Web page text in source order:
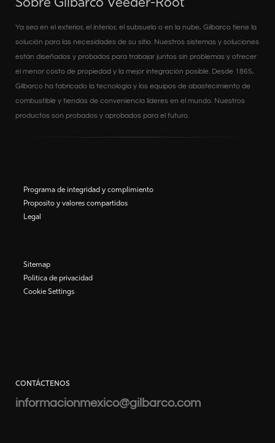
Sobre Gilbarco Veeder-Root
Ya sea en el exterior, el interior, el subsuelo o en la nube, Gilbarco tiene la
solución para las necesidades de su sitio. Nuestros sistemas y soluciones
están diseñados y probados para trabajar juntos sin problemas y ofrecer
el menor costo de propiedad y la mejor integración posible. Desde 1865,
Gilbarco ha fabricado la tecnología y los equipos de abastecimiento de
combustible y tiendas de conveniencia líderes en el mundo. Nuestros
productos son probados y aprobados para el futuro.
Programa de integridad y complimiento
Proposito y valores compartidos
Legal
Sitemap
Politica de privacidad
Cookie Settings
CONTÁCTENOS
informacionmexico@gilbarco.com